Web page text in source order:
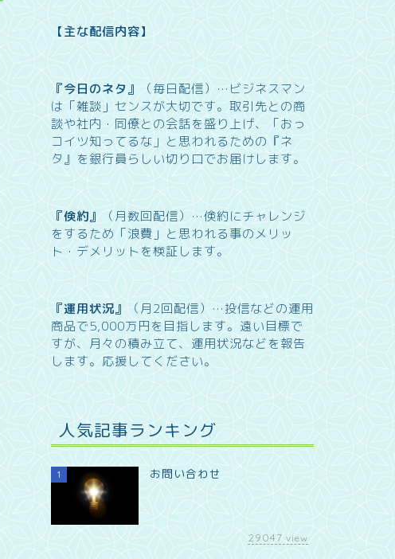
【主な配信内容】
『今日のネタ』 （毎日配信）… ビジネスマン
は「雑談」センスが大切です。取引先との商
談や社内・同僚との会話を盛り上げ、「おっ
コイツ知ってるな」と思われるための『ネ
タ』を銀行員らしい切り口でお届けします。
『倹約』 （月数回配信）…倹約にチャレンジ
をするため「浪費」と思われる事のメリッ
ト・デメリットを検証します。
『運用状況』 （月2回配信）…投信などの運用
商品で5,000万円を目指します。遠い目標で
すが、月々の積み立て、運用状況などを報告
します。 応援してください。
人気記事ランキング
1 お問い合わせ
29047 view